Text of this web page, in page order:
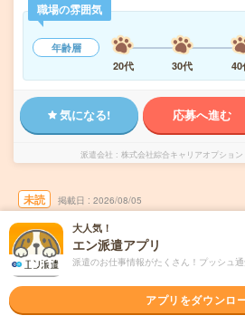
職場の雰囲気
年齢層
20代
30代 40
気になる! 応募へ進む
派遣会社 株式会社綜合キャリアオプショ
未読 掲載日 2026/08/05
【未経験スタート大歓迎！
品製造など/日払いOK
派遣
大人気！
エン派遣アプリ
派遣のお仕事情報がたくさん！プッシュ通
アプリをダウンロ